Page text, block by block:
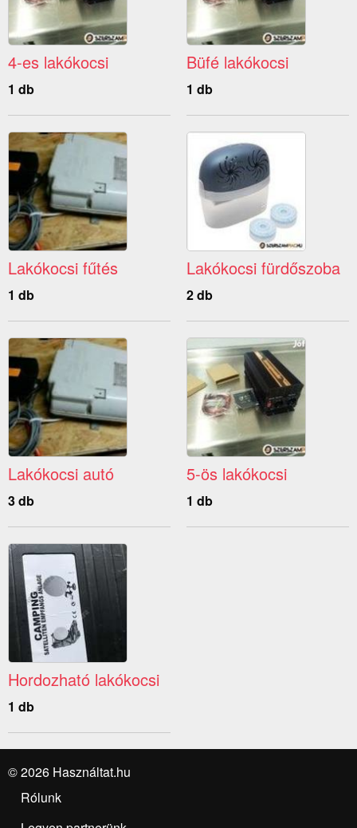
4-es lakókocsi
1 db
Büfé lakókocsi
1 db
Lakókocsi fűtés
1 db
Lakókocsi fürdőszoba
2 db
Lakókocsi autó
3 db
5-ös lakókocsi
1 db
Hordozható lakókocsi
1 db
© 2026 Használtat.hu
Rólunk